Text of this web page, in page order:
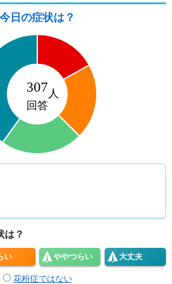
今日の症状は？
は？
い ややつらい 大丈夫
花粉症ではない